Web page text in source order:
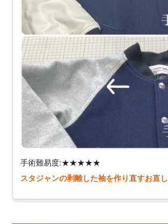
手術難易度:★★★★★
スタジャンの剥離した袖を作り直すお直し